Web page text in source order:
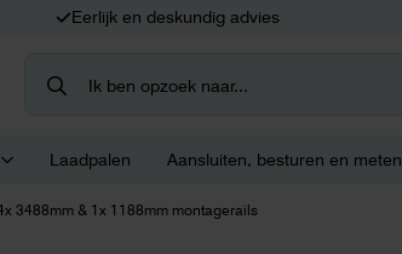
Eerlijk en deskundig advies
for:
Laadpalen Aansluiten, besturen en meten
3488mm & 1x 1188mm montagerails